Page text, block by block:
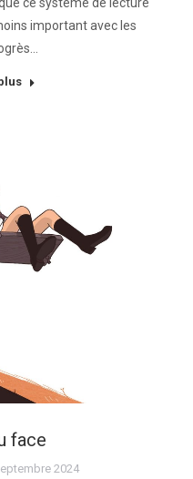
important avec les
face
2024